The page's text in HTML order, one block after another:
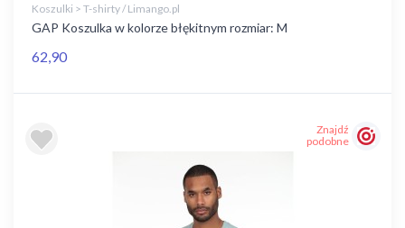
Koszulki > T-shirty / Limango.pl
GAP Koszulka w kolorze błękitnym rozmiar: M
62,90
Znajdź
podobne